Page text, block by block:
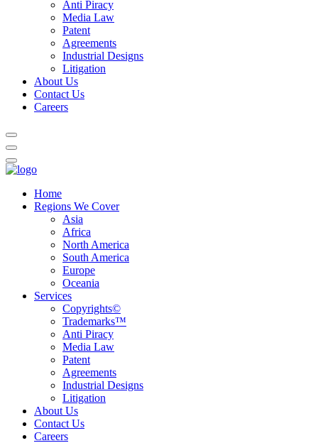
Anti Piracy
Media Law
Patent
Agreements
Industrial Designs
Litigation
About Us
Contact Us
Careers
Home
Regions We Cover
Asia
Africa
North America
South America
Europe
Oceania
Services
Copyrights©
Trademarks™
Anti Piracy
Media Law
Patent
Agreements
Industrial Designs
Litigation
About Us
Contact Us
Careers